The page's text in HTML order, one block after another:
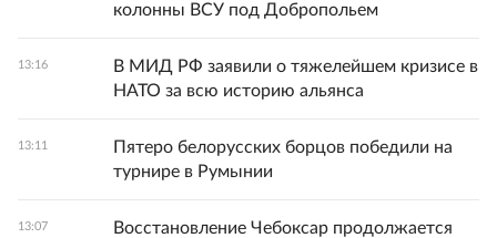
колонны ВСУ под Добропольем
13:16
В МИД РФ заявили о тяжелейшем кризисе в
НАТО за всю историю альянса
13:11
Пятеро белорусских борцов победили на
турнире в Румынии
13:07
Восстановление Чебоксар продолжается